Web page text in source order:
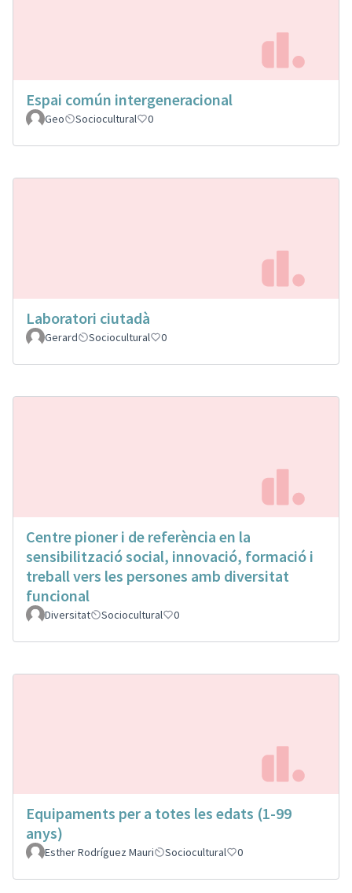
Espai común intergeneracional
Geo Sociocultural 0
Laboratori ciutadà
Gerard Sociocultural 0
Centre pioner i de referència en la
sensibilització social, innovació, formació i
treball vers les persones amb diversitat
funcional
Diversitat Sociocultural 0
Equipaments per a totes les edats (1-99
anys)
Esther Rodríguez Mauri Sociocultural 0